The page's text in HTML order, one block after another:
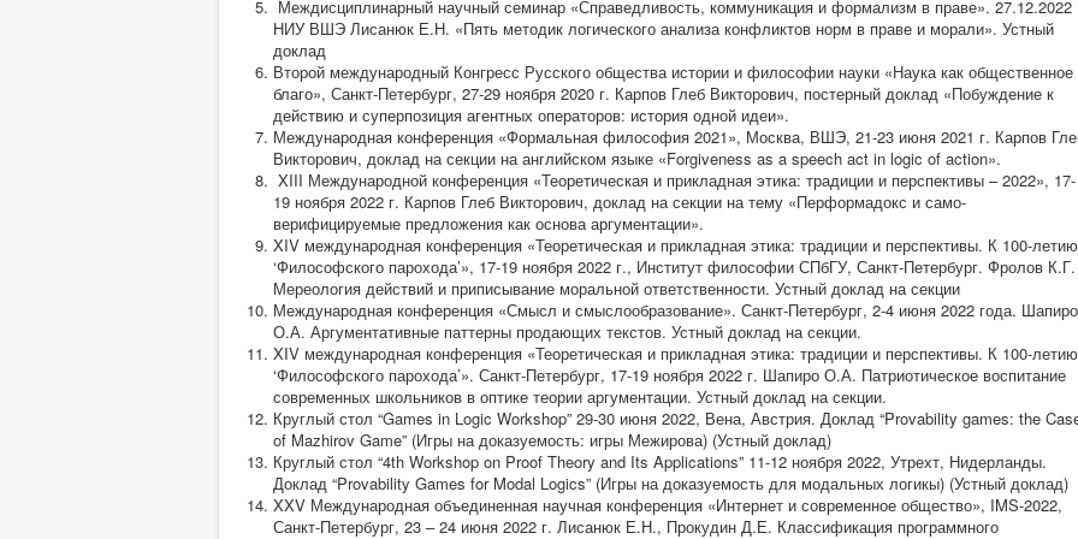
Междисциплинарный научный семинар «Справедливость, коммуникация и формализм в праве». 27.12.2022
НИУ ВШЭ Лисанюк Е.Н. «Пять методик логического анализа конфликтов норм в праве и морали». Устный
доклад
Второй международный Конгресс Русского общества истории и философии науки «Наука как общественное
благо», Санкт-Петербург, 27-29 ноября 2020 г. Карпов Глеб Викторович, постерный доклад «Побуждение к
действию и суперпозиция агентных операторов: история одной идеи».
Международная конференция «Формальная философия 2021», Москва, ВШЭ, 21-23 июня 2021 г. Карпов
Викторович, доклад на секции на английском языке «Forgiveness as a speech act in logic of action».
XIII Международной конференция «Теоретическая и прикладная этика: традиции и перспективы – 2022», 17-
19 ноября 2022 г. Карпов Глеб Викторович, доклад на секции на тему «Перформадокс и само-
верифицируемые предложения как основа аргументации».
XIV международная конференция «Теоретическая и прикладная этика: традиции и перспективы. К 100-летию
‘Философского парохода’», 17-19 ноября 2022 г., Институт философии СПбГУ, Санкт-Петербург. Фролов К.Г.
Мереология действий и приписывание моральной ответственности. Устный доклад на секции
Международная конференция «Смысл и смыслообразование». Санкт-Петербург, 2-4 июня 2022 года. Шапиро
О.А. Аргументативные паттерны продающих текстов. Устный доклад на секции.
XIV международная конференция «Теоретическая и прикладная этика: традиции и перспективы. К 100-летию
‘Философского парохода’». Санкт-Петербург, 17-19 ноября 2022 г. Шапиро О.А. Патриотическое воспитание
современных школьников в оптике теории аргументации. Устный доклад на секции.
Круглый стол “Games in Logic Workshop” 29-30 июня 2022, Вена, Австрия. Доклад “Provability games: the
of Mazhirov Game” (Игры на доказуемость: игры Межирова) (Устный доклад)
Круглый стол “4th Workshop on Proof Theory and Its Applications” 11-12 ноября 2022, Утрехт, Нидерланды.
Доклад “Provability Games for Modal Logics” (Игры на доказуемость для модальных логикы) (Устный доклад)
XXV Международная объединенная научная конференция «Интернет и современное общество», IMS-2022,
Санкт-Петербург, 23 – 24 июня 2022 г. Лисанюк Е.Н., Прокудин Д.Е. Классификация программного